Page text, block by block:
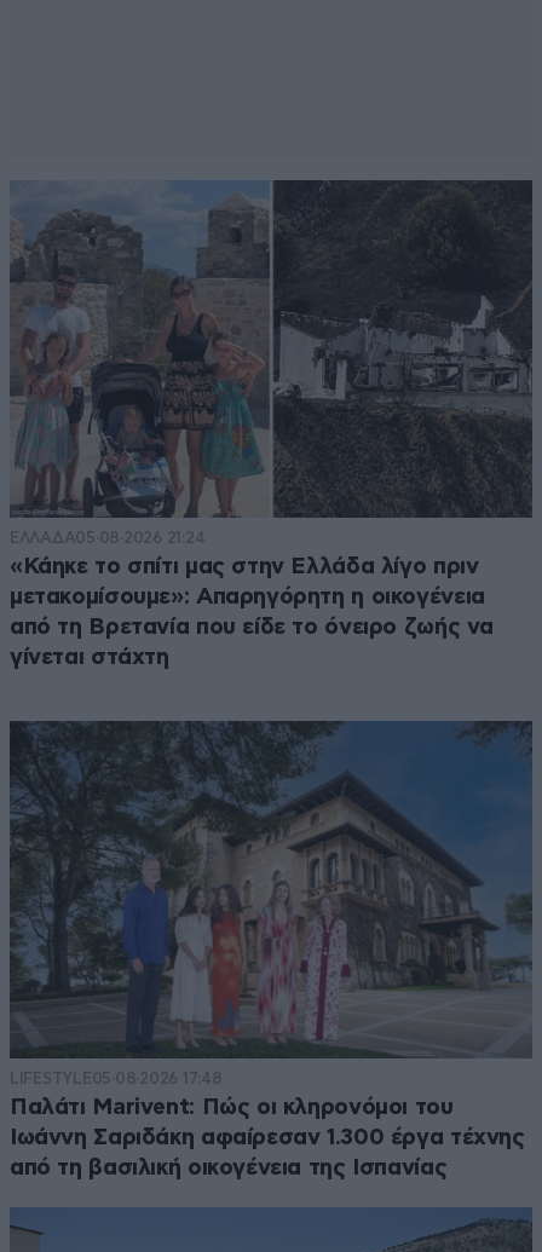
ΕΛΛΑΔΑ05·08·2026 21:24
«Κάηκε το σπίτι μας στην Ελλάδα λίγο πριν
μετακομίσουμε»: Απαρηγόρητη η οικογένεια
από τη Βρετανία που είδε το όνειρο ζωής να
γίνεται στάχτη
LIFESTYLE05·08·2026 17:48
Παλάτι Marivent: Πώς οι κληρονόμοι του
Ιωάννη Σαριδάκη αφαίρεσαν 1.300 έργα τέχνης
από τη βασιλική οικογένεια της Ισπανίας